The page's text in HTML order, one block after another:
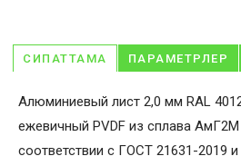
СИПАТТАМА ПАРАМЕТРЛЕР
Алюминиевый лист 2,0 мм RAL
ежевичный PVDF из сплава АмГ2М
соответствии с ГОСТ 21631-2019